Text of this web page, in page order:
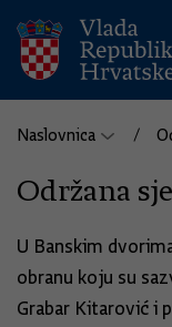
Naslovnica
Održana
U Banskim
obranu koju su
Grabar Kitarović i